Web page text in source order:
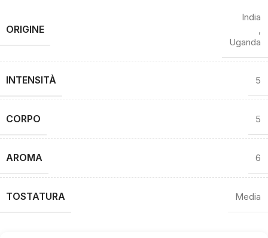
ORIGINE
India
Uganda
INTENSITÀ 5
CORPO 5
AROMA 6
TOSTATURA Media